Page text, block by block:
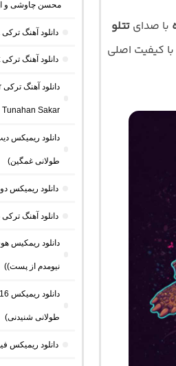
با صدایتتلو
کیفیت اصلی
محسن چاوشی و
دانلود آهنگ ترکی Ah Be Manolya از بوراک بولوت
دانلود آهنگ ترکی Topla Git از کورتولوش کوش
Tunahan Sakar
طولانی غمگین)
دانلود ریمیکس
دانلود آهنگ
دانلود ریمکیس
نیومدم از پست))
طولانی شنیدنی)
دانلود ریمیکس فیوژن 17 از